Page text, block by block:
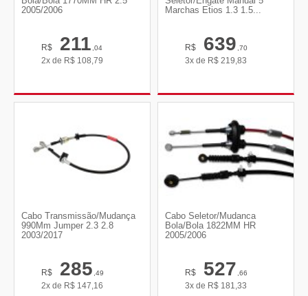
2005/2006
R$ 211,04
2x de R$ 108,79
Marchas Etios 1.3 1.5...
R$ 639,70
3x de R$ 219,83
Cabo Transmissão/Mudança
990Mm Jumper 2.3 2.8
2003/2017
R$ 285,49
2x de R$ 147,16
Cabo Seletor/Mudanca
Bola/Bola 1822MM HR
2005/2006
R$ 527,66
3x de R$ 181,33